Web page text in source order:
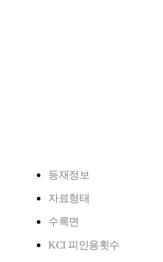
등재정보
자료형태
수록면
KCI 피인용횟수